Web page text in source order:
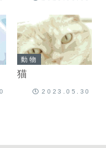
動物
猫
2023.05.30